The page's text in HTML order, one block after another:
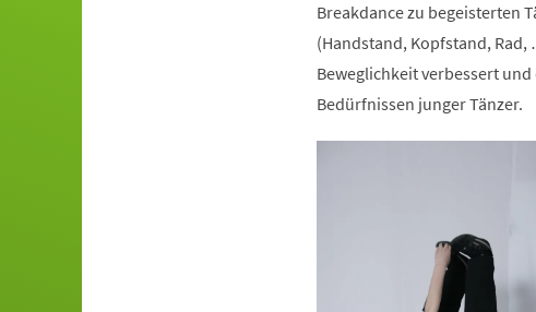
Breakdance zu begeisterten
(Handstand, Kopfstand,
Beweglichkeit verbessert
Bedürfnissen junger Tänzer.